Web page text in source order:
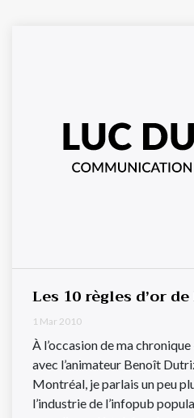
Les 10 règles d’or
1 Mar 2010
À l’occasion de ma
avec l’animateur Benoît
Montréal, je parlais un peu
l’industrie de l’infopub